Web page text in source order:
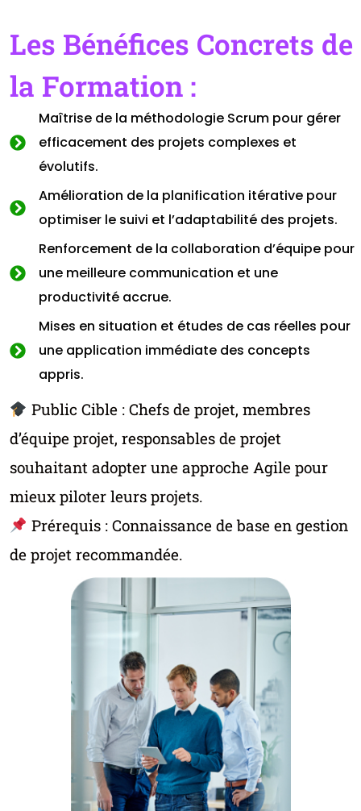
Les Bénéfices Concrets de
la Formation :
Maîtrise de la méthodologie Scrum pour gérer
efficacement des projets complexes et
évolutifs.
Amélioration de la planification itérative pour
optimiser le suivi et l’adaptabilité des projets.
Renforcement de la collaboration d’équipe pour
une meilleure communication et une
productivité accrue.
Mises en situation et études de cas réelles pour
une application immédiate des concepts
appris.
Public Cible : Chefs de projet, membres
d’équipe projet, responsables de projet
souhaitant adopter une approche Agile pour
mieux piloter leurs projets.
Prérequis : Connaissance de base en gestion
de projet recommandée.